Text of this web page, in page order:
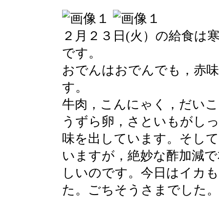
２月２３日(火）の給食は
です。
おでんはおでんでも，赤
す。
牛肉，こんにゃく，だい
うずら卵，さといもがし
味を出しています。そし
いますが，絶妙な酢加減
しいのです。今日はイカ
た。ごちそうさまでした。